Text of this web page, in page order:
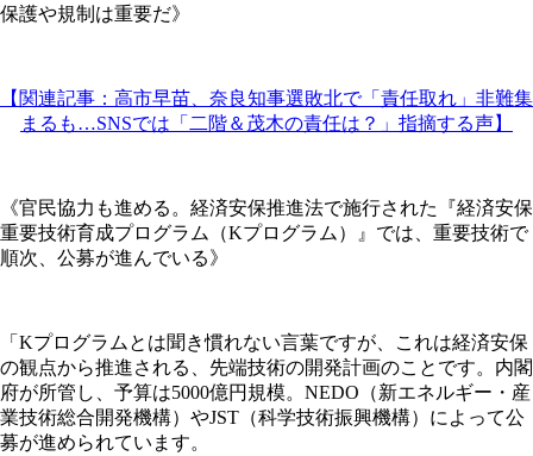
保護や規制は重要だ》
【関連記事：高市早苗、奈良知事選敗北で「責任取れ」非難集
まるも…SNSでは「二階＆茂木の責任は？」指摘する声】
《官民協力も進める。経済安保推進法で施行された『経済安保
重要技術育成プログラム（Kプログラム）』では、重要技術で
順次、公募が進んでいる》
「Kプログラムとは聞き慣れない言葉ですが、これは経済安保
の観点から推進される、先端技術の開発計画のことです。内閣
府が所管し、予算は5000億円規模。NEDO（新エネルギー・産
業技術総合開発機構）やJST（科学技術振興機構）によって公
募が進められています。